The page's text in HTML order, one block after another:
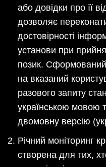
або довідки про її
дозволяє
достовірності
установи при
позик.
на вказаний
разового запиту
українською мовою
двомовну версію
Річний моніторинг
створена для тих,